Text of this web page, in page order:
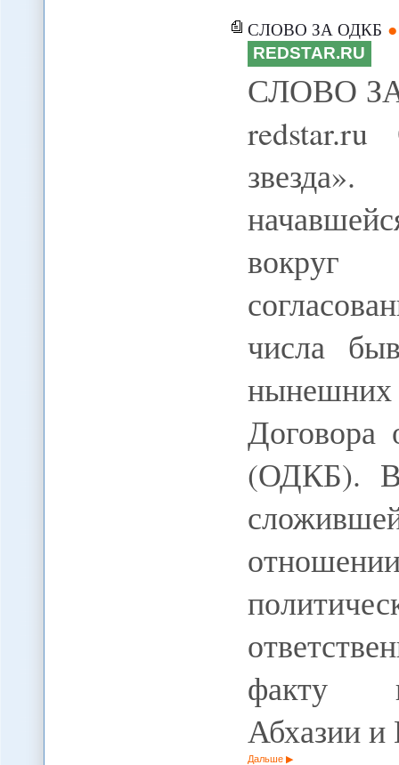
СЛОВО ЗА ОДКБ
REDSTAR.RU
СЛОВО ЗА
числа
Договора
(ОДКБ).
факту
Абхазии
Дальше